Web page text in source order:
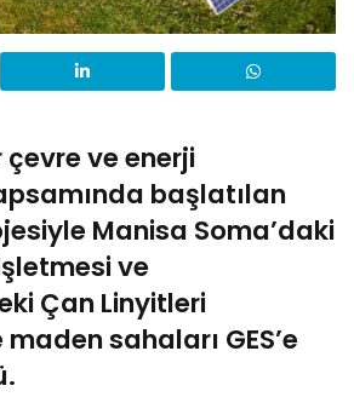
ve enerji
başlatılan
Manisa Soma’daki
ve
Çan Linyitleri
sahaları GES’e